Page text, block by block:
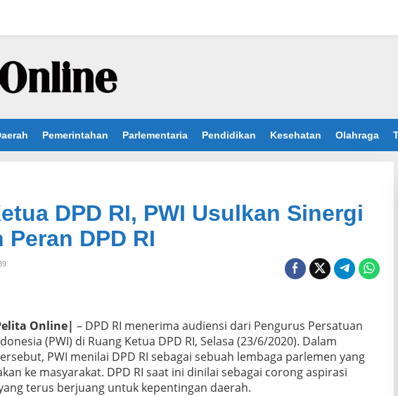
Pemerintahan Parlementaria Pendidikan Kesehatan Olahraga
DPD RI, PWI Usulkan Sinergi
Peran DPD RI
Online| – DPD RI menerima audiensi dari Pengurus Persatuan
(PWI) di Ruang Ketua DPD RI, Selasa (23/6/2020). Dalam
PWI menilai DPD RI sebagai sebuah lembaga parlemen yang
ke masyarakat. DPD RI saat ini dinilai sebagai corong aspirasi
terus berjuang untuk kepentingan daerah.